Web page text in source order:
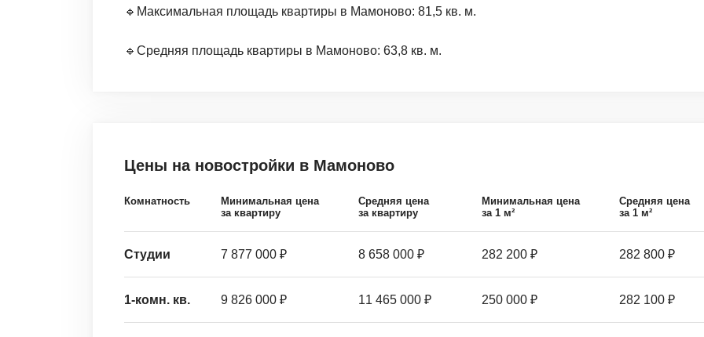
🔹Максимальная площадь квартиры в Мамоново: 81,5 кв. м.
🔹Средняя площадь квартиры в Мамоново: 63,8 кв. м.
Цены на новостройки в Мамоново
Комнатность
Минимальная цена
за квартиру
Средняя цена
за квартиру
Минимальная цена
за 1 м²
Средняя цена
за 1 м²
Студии 7 877 000 ₽ 8 658 000 ₽ 282 200 ₽ 282 800 ₽
1-комн. кв. 9 826 000 ₽ 11 465 000 ₽ 250 000 ₽ 282 100 ₽